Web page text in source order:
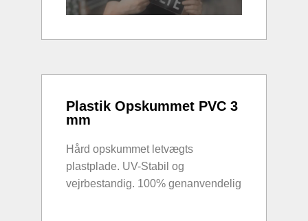
Plastik Opskummet PVC 3
mm
Hård opskummet letvægts
plastplade. UV-Stabil og
vejrbestandig. 100% genanvendelig